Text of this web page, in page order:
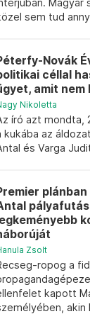
Magyar
sem tud
Novák
céllal
amit nem
Nikoletta
író azt mondta,
kukába az
és Varga
Zsolt
ropog a
kapott